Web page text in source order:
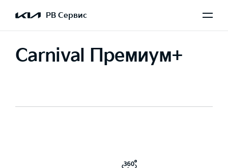
РВ Сервис
Carnival Премиум+